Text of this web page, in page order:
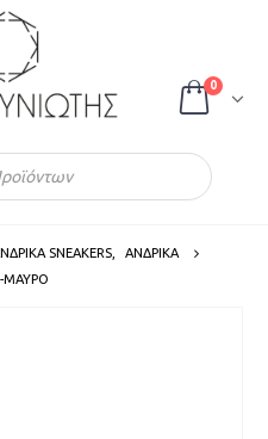
0
SNEAKERS
ΑΝΔΡΙΚΑ
ΜΑΥΡΟ